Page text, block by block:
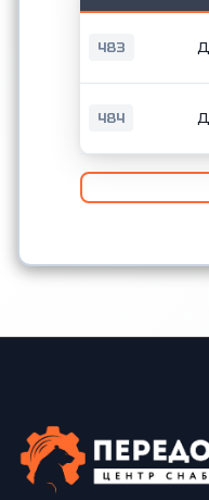
483
484